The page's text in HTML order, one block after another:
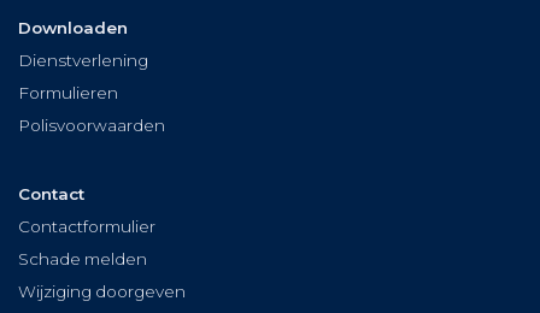
Downloaden
Dienstverlening
Formulieren
Polisvoorwaarden
Contact
Contactformulier
Schade melden
Wijziging doorgeven